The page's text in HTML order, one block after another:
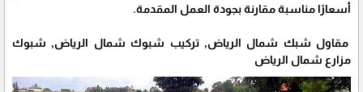
أسعارًا مناسبة مقارنة بجودة العمل المقدمة.
مقاول شبك شمال الرياض, تركيب شبوك شمال الرياض, شبوك
مزارع شمال الرياض